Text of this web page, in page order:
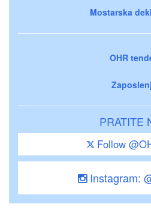
Mostarska
OHR
PRATITE
Follow
Instagram: